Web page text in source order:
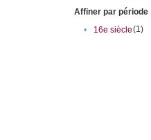
Affiner par période
•
16e siècle(1)